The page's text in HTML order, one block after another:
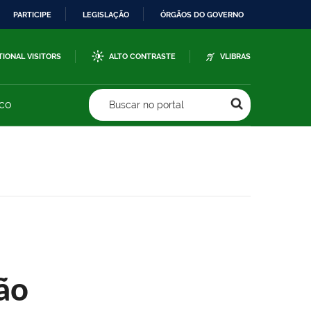
PARTICIPE LEGISLAÇÃO ÓRGÃOS DO GOVERNO
VISITORS ALTO CONTRASTE VLIBRAS
Buscar no portal